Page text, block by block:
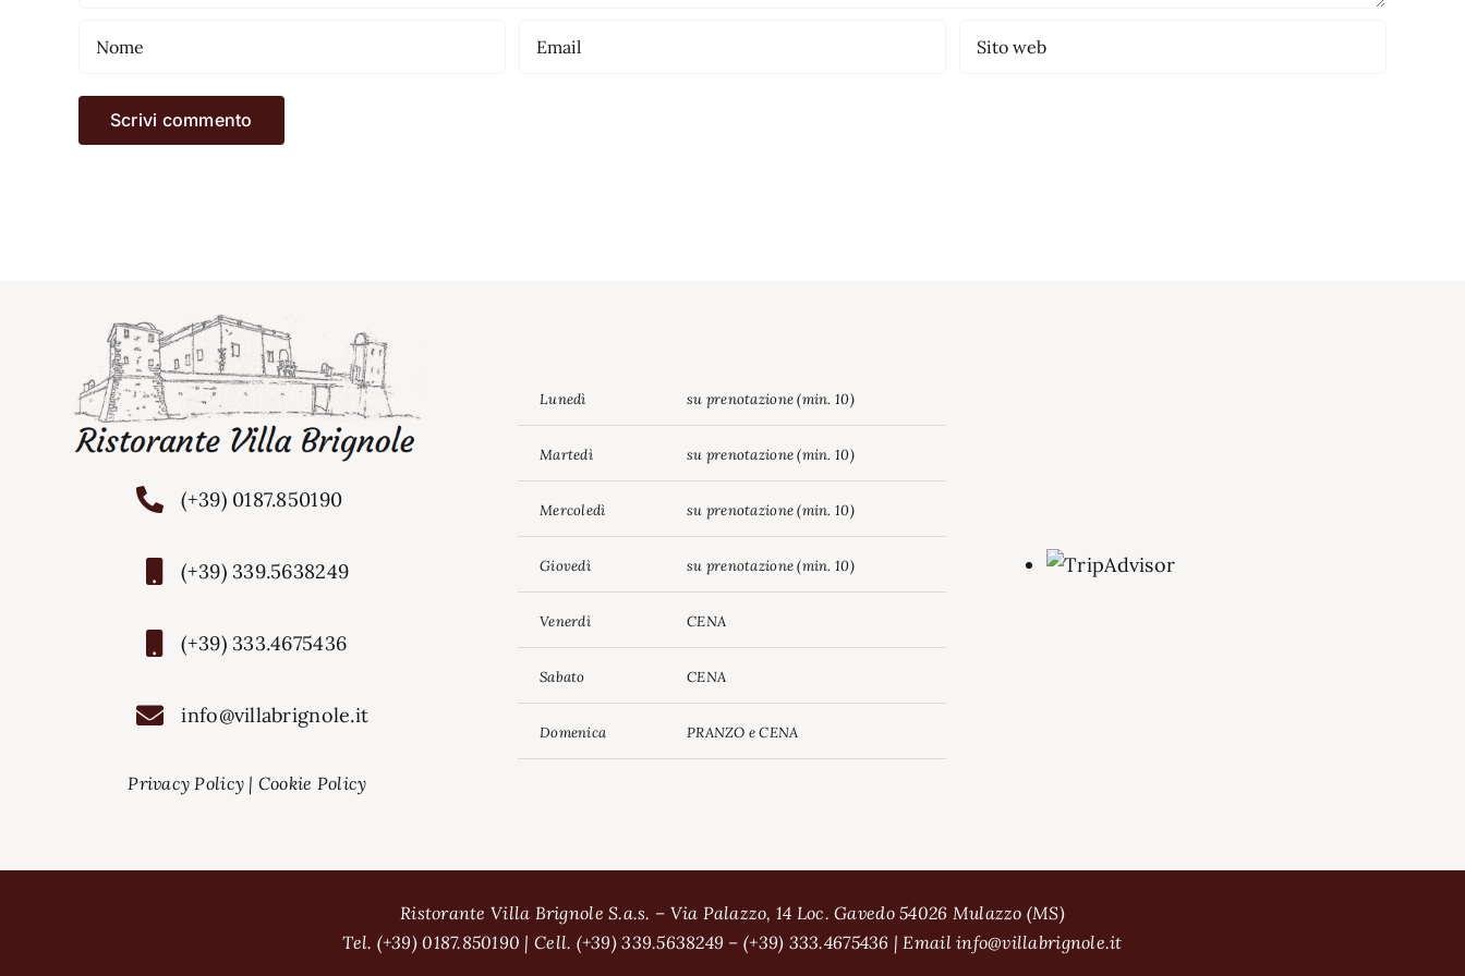
(+39) 0187.850190
(+39) 339.5638249
(+39) 333.4675436
info@villabrignole.it
Privacy Policy | Cookie Policy
Lunedì su prenotazione (min. 10)
Martedì su prenotazione (min. 10)
Mercoledì su prenotazione (min. 10)
Giovedì su prenotazione (min. 10)
Venerdì CENA
Sabato CENA
Domenica PRANZO e CENA
Ristorante Villa Brignole S.a.s. – Via Palazzo, 14 Loc. Gavedo 54026 Mulazzo (MS)
Tel. (+39) 0187.850190 | Cell. (+39) 339.5638249 – (+39) 333.4675436 | Email info@villabrignole.it